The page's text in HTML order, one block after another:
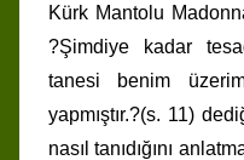
Kürk Mantolu
?Şimdiye kadar
tanesi benim
yapmıştır.?(s. 11)
nasıl tanıdığını